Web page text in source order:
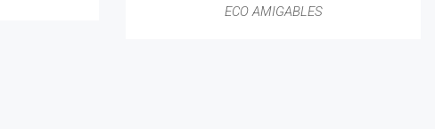
ECO AMIGABLES